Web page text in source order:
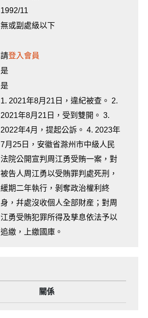
1992/11
無或副處級以下
請登入會員
是
是
1. 2021年8月21日，違紀被查。 2.
2021年8月21日，受到雙開。 3.
2022年4月，提起公訴。 4. 2023年
7月25日，安徽省滁州市中級人民
法院公開宣判周江勇受賄一案，對
被告人周江勇以受賄罪判處死刑，
緩期二年執行，剝奪政治權利終
身，幷處沒收個人全部財産；對周
江勇受賄犯罪所得及孳息依法予以
追繳，上繳國庫。
關係